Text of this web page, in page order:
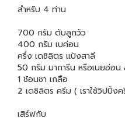
สำหรับ 4 ท่าน
700 กรัม ตับลูกวัว
400 กรัม เบค่อน
ครึ่ง เดซิลิตร แป้งสาลี
50 กรัม มาการีน หรือเนยอ่อน
1 ช้อนชา เกลือ
2 เดซิลิตร ครีม ( เราใช้วิปปิ้งค
เสิร์ฟกับ